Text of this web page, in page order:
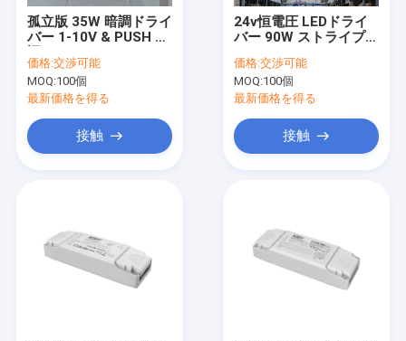
VRショー
孤立版 35W 暗調ドライ
バー 1-10V & PUSH 暗
価格:交渉可能
MOQ:100個
最新価格を得る
接触
24v恒電圧 LEDドライ
バー 90W ストライプ用
50Hz/60Hz
価格:交渉可能
MOQ:100個
最新価格を得る
接触